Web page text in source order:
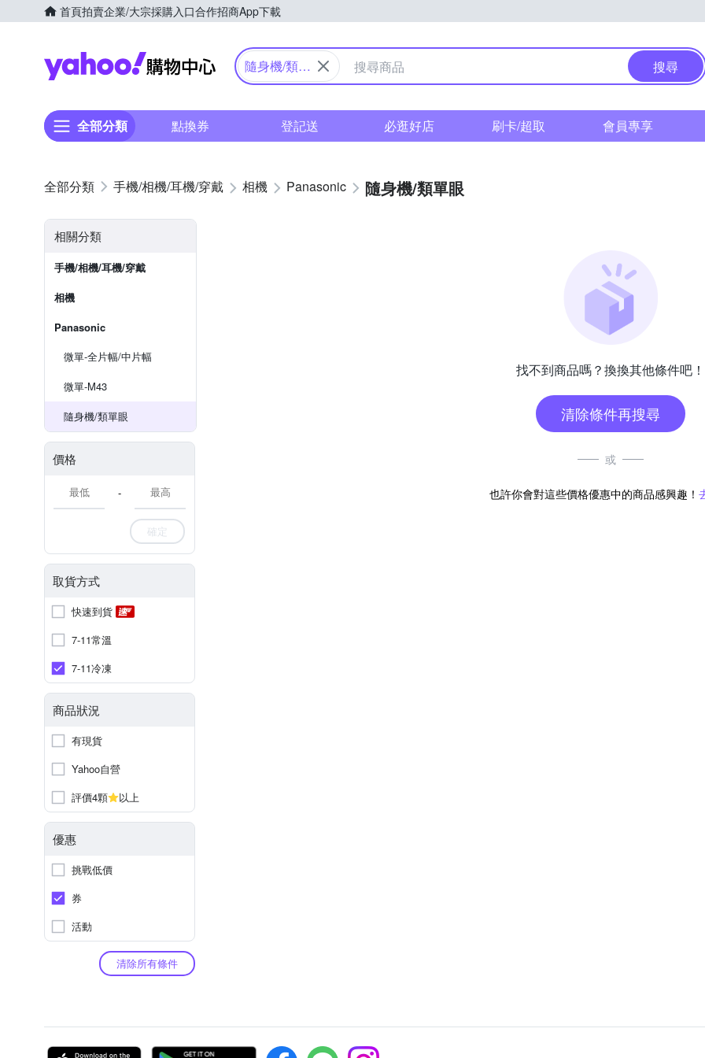
首頁拍賣企業/大宗採購入口合作招商App下載
Yahoo購物中心
隨身機/類單
搜尋
全部分類 點換券 登記送 必逛好店 刷卡/超取 會員專享
手機/相機/耳機/穿戴 相機 Panasonic 隨身機/類單眼
相關分類
手機/相機/耳機/穿戴
相機
Panasonic
微單-全片幅/中片幅
微單-M43
隨身機/類單眼
價格
-
確定
取貨方式
快速到貨
7-11常溫
7-11冷凍
商品狀況
有現貨
Yahoo自營
評價4顆
以上
優惠
挑戰低價
券
活動
清除所有條件
找不到商品嗎？換換其他條件吧！
清除條件再搜尋
或
也許你會對這些價格優惠中的商品感興趣！